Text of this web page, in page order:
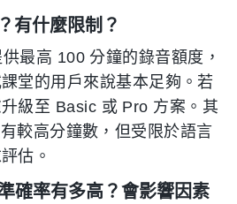
有什麼限制？
最高 100 分鐘的錄音額度，
堂的用戶來說基本足夠。若
級至 Basic 或 Pro 方案。其
較高分鐘數，但受限於語言
估。
確率有多高？會影響因素